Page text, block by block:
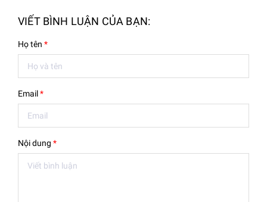
VIẾT BÌNH LUẬN CỦA BẠN:
Họ tên *
Email*
Nội dung *